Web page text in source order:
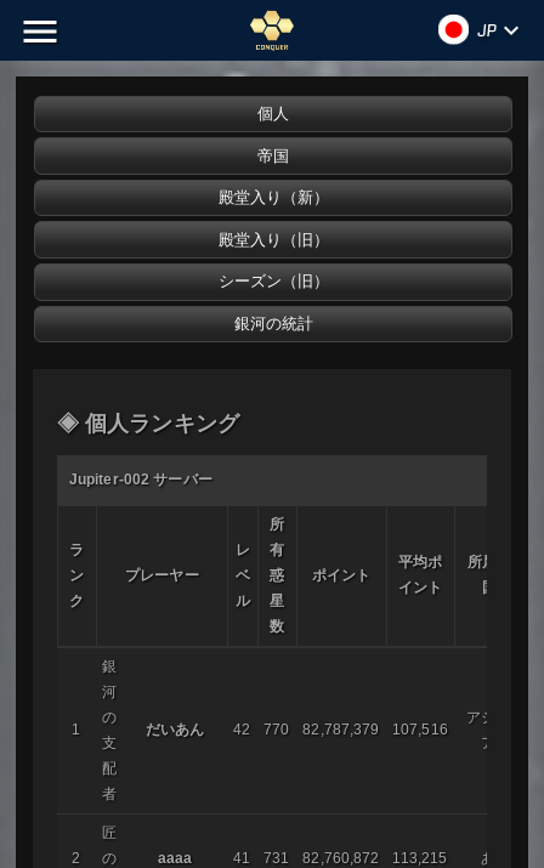
menu JP keyboard_arrow_down
◈ 個人ランキング
Jupiter-002 サーバー
ラ
ン
ク
プレーヤー
レ
ベ
ル
所
有
惑
星
数
ポイント
平均ポ
イント
所属帝
国
1
銀
河
の
支
配
者
だいあん 42 770 82,787,379 107,516
アシリ
ア
2
匠
の
aaaa 41 731 82,760,872 113,215 あ